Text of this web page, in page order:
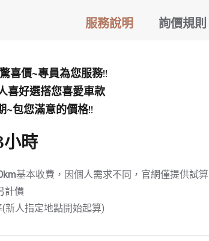
服務說明 詢價規則
喜價~專員為您服務!!
喜好選搭您喜愛車款
~包您滿意的價格!!
時
基本收費，因個人需求不同，官網僅提供試算
計價
新人指定地點開始起算)